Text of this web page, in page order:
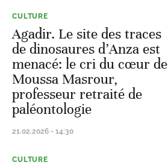
CULTURE
Agadir. Le site des traces
de dinosaures d’Anza est
menacé: le cri du cœur de
Moussa Masrour,
professeur retraité de
paléontologie
21.02.2026 - 14:30
CULTURE